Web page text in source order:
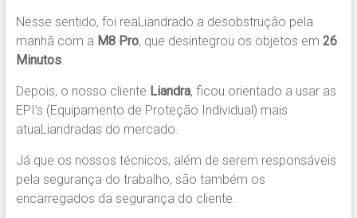
Nesse sentido, foi reaLiandrado a desobstrução pela
manhã com a M8 Pro, que desintegrou os objetos em 26
Minutos.
Depois, o nosso cliente Liandra, ficou orientado a usar as
EPI’s (Equipamento de Proteção Individual) mais
atuaLiandradas do mercado.
Já que os nossos técnicos, além de serem responsáveis
pela segurança do trabalho, são também os
encarregados da segurança do cliente.